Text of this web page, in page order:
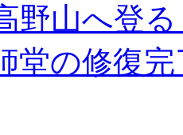
野山へ登
堂の修復